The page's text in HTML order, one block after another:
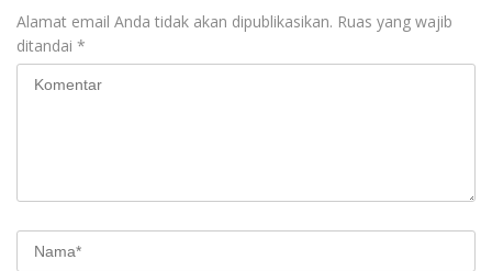
Alamat email Anda tidak akan dipublikasikan. Ruas yang wajib
ditandai *